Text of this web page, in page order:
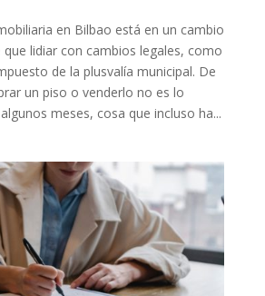
en Bilbao está en un cambio
lidiar con cambios legales, como
de la plusvalía municipal. De
un piso o venderlo no es lo
meses, cosa que incluso ha...